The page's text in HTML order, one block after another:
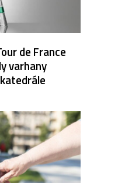
de France
varhany